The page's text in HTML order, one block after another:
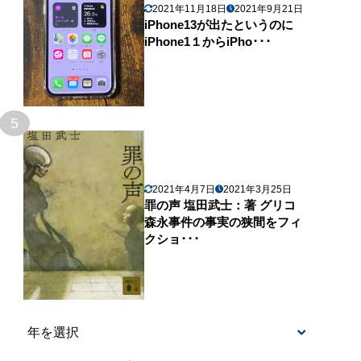
2021年11月18日 2021年9月21日
iPhone13が出たというのに
iPhone1１からiPho･･･
5
2021年4月7日 2021年3月25日
罪の声 塩田武士：著 グリコ
森永事件の事実の狭間をフィ
クショ･･･